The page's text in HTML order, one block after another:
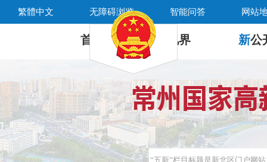
繁體中文 无障碍浏览 智能问答 网站
首 页 新 视界 新公